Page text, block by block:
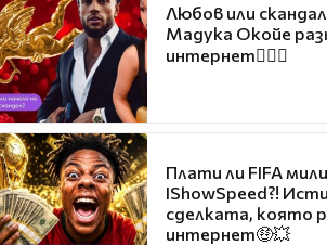
Любов или
Мадука Окойе
интернет❤️‍🔥🔥
Плати ли FIFA
IShowSpeed?!
сделката, която
интернет🤑💥